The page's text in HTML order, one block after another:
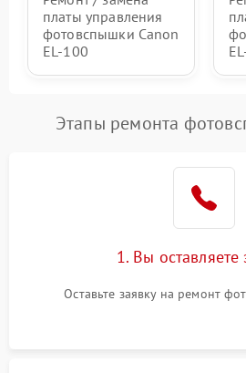
платы управления
фотовспышки Canon
EL-100
Этапы ремонта
1. Вы оставляете
Оставьте заявку на ремонт